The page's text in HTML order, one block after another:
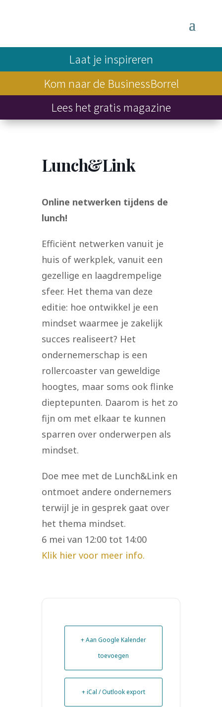
Laat je inspireren
Kom naar de BusinessBorrel
Lees het gratis magazine
Lunch&Link
Online netwerken tijdens de
lunch!
Efficiënt netwerken vanuit je
huis of werkplek, vanuit een
gezellige en laagdrempelige
sfeer. Het thema van deze
editie: hoe ontwikkel je een
mindset waarmee je zakelijk
succes realiseert? Het
ondernemerschap is een
rollercoaster van geweldige
hoogtes, maar soms ook flinke
dieptepunten. Daarom is het zo
fijn om met elkaar te kunnen
sparren over onderwerpen als
mindset.
Doe mee met de Lunch&Link en
ontmoet andere ondernemers
terwijl je in gesprek gaat over
het thema mindset.
6 mei van 12:00 tot 14:00
Klik hier voor meer info.
+ Aan Google Kalender
toevoegen
+ iCal / Outlook export